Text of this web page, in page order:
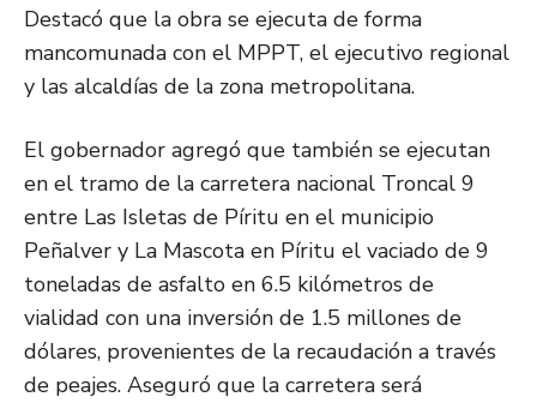
Destacó que la obra se ejecuta de forma
mancomunada con el MPPT, el ejecutivo regional
y las alcaldías de la zona metropolitana.
El gobernador agregó que también se ejecutan
en el tramo de la carretera nacional Troncal 9
entre Las Isletas de Píritu en el municipio
Peñalver y La Mascota en Píritu el vaciado de 9
toneladas de asfalto en 6.5 kilómetros de
vialidad con una inversión de 1.5 millones de
dólares, provenientes de la recaudación a través
de peajes. Aseguró que la carretera será